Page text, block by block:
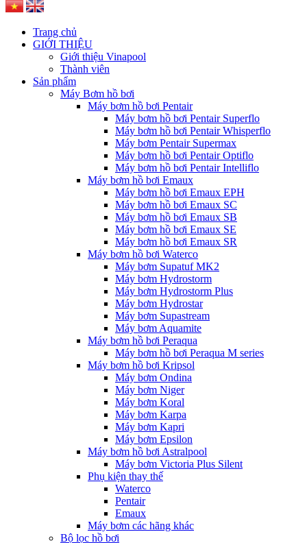
Trang chủ
GIỚI THIỆU
Giới thiệu Vinapool
Thành viên
Sản phẩm
Máy Bơm hồ bơi
Máy bơm hồ bơi Pentair
Máy bơm hồ bơi Pentair Superflo
Máy bơm hồ bơi Pentair Whisperflo
Máy bơm Pentair Supermax
Máy bơm hồ bơi Pentair Optiflo
Máy bơm hồ bơi Pentair Intelliflo
Máy bơm hồ bơi Emaux
Máy bơm hồ bơi Emaux EPH
Máy bơm hồ bơi Emaux SC
Máy bơm hồ bơi Emaux SB
Máy bơm hồ bơi Emaux SE
Máy bơm hồ bơi Emaux SR
Máy bơm hồ bơi Waterco
Máy bơm Supatuf MK2
Máy bơm Hydrostorm
Máy bơm Hydrostorm Plus
Máy bơm Hydrostar
Máy bơm Supastream
Máy bơm Aquamite
Máy bơm hồ bơi Peraqua
Máy bơm hồ bơi Peraqua M series
Máy bơm hồ bơi Kripsol
Máy bơm Ondina
Máy bơm Niger
Máy bơm Koral
Máy bơm Karpa
Máy bơm Kapri
Máy bơm Epsilon
Máy bơm hồ bơi Astralpool
Máy bơm Victoria Plus Silent
Phụ kiện thay thế
Waterco
Pentair
Emaux
Máy bơm các hãng khác
Bộ lọc hồ bơi